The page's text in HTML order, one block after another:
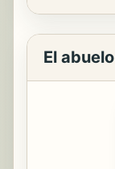
El abuelo